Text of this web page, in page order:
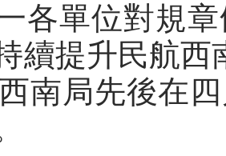
各單位對規
續提升民航
南局先後在